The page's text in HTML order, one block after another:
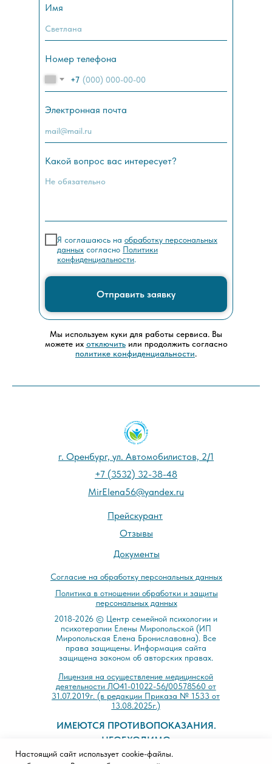
Мы используем куки для работы сервиса. Вы
можете их отключитьили продолжить согласно
политике конфиденциальности.
Имя
Номер телефона
+7
Электронная почта
Какой вопрос вас интересует?
Я соглашаюсь на обработку персональных
данных согласно Политики
конфиденциальности.
Отправить заявку
Настоящий сайт использует cookie-файлы.
2018-2026 © Центр семейной психологии и
психотерапии Елены Миропольской (ИП
Миропольская Елена Брониславовна). Все
права защищены. Информация сайта
защищена законом об авторских правах.
Документы
Прейскурант
Отзывы
Лицензия на осуществление медицинской
деятельности ЛО41-01022-56/00578560 от
31.07.2019г. (в редакции Приказа № 1533 от
13.08.2025г.)
г. Оренбург, ул. Автомобилистов, 2/1
+7 (3532) 32-38-48
MirElena56@yandex.ru
Cогласие на обработку персональных данных
Политика в отношении обработки и защиты
персональных данных
ИМЕЮТСЯ ПРОТИВОПОКАЗАНИЯ.
НЕОБХОДИМО
ПРОКОНСУЛЬТИРОВАТЬСЯ СО